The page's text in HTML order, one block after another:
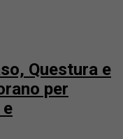
Questura e
per